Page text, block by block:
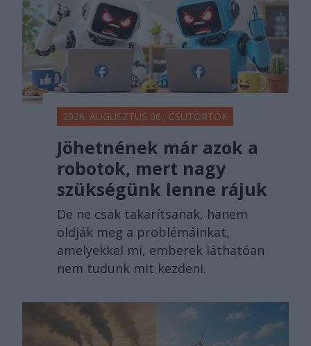
2026. AUGUSZTUS 06., CSÜTÖRTÖK
Jöhetnének már azok a
robotok, mert nagy
szükségünk lenne rájuk
De ne csak takarítsanak, hanem
oldják meg a problémáinkat,
amelyekkel mi, emberek láthatóan
nem tudunk mit kezdeni.